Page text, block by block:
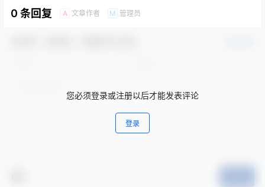
0 条回复 A 文章作者 M 管理员
您必须登录或注册以后才能发表评论
登录